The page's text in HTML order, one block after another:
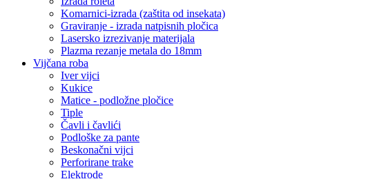
Komarnici-izrada (zaštita od insekata)
Graviranje - izrada natpisnih pločica
Lasersko izrezivanje materijala
Plazma rezanje metala do 18mm
Vijčana roba
Iver vijci
Kukice
Matice - podložne pločice
Tiple
Čavli i čavlići
Podloške za pante
Beskonačni vijci
Perforirane trake
Elektrode